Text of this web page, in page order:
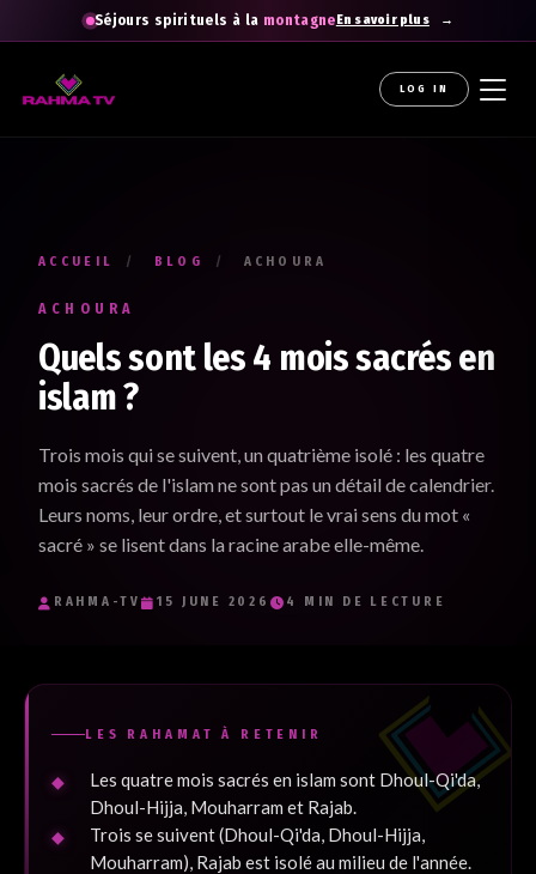
Séjours spirituels à la montagneEn savoir plus
LOG IN
ACCUEIL / BLOG / ACHOURA
ACHOURA
Quels sont les 4 mois sacrés en
islam ?
Trois mois qui se suivent, un quatrième isolé : les quatre
mois sacrés de l'islam ne sont pas un détail de calendrier.
Leurs noms, leur ordre, et surtout le vrai sens du mot «
sacré » se lisent dans la racine arabe elle-même.
RAHMA-TV 15 JUNE 2026 4 MIN DE LECTURE
LES RAHAMAT À RETENIR
Les quatre mois sacrés en islam sont Dhoul-Qi'da,
Dhoul-Hijja, Mouharram et Rajab.
Trois se suivent (Dhoul-Qi'da, Dhoul-Hijja,
Mouharram), Rajab est isolé au milieu de l'année.
apprendre comprendreetcheminer
Votre prénom *
Renseignez votre adresse email. Ex. : abc@xyz.com